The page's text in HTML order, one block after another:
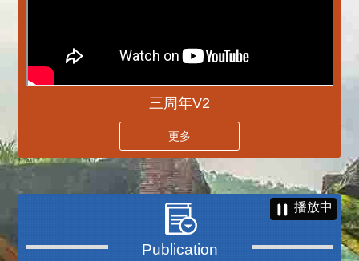
三周年V2
更多
播放中